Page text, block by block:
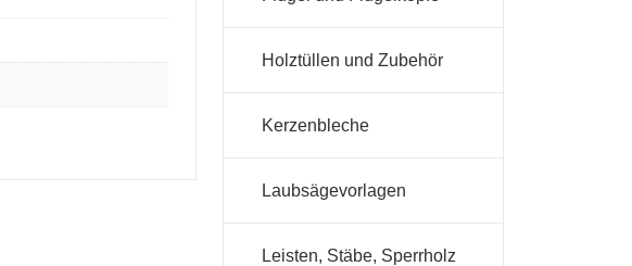
Holztüllen und Zubehör
Kerzenbleche
Laubsägevorlagen
Leisten, Stäbe, Sperrholz